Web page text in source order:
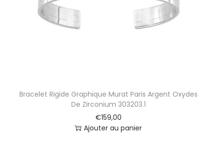
Bracelet Rigide Graphique Murat Paris Argent Oxydes
De Zirconium 303203.1
€159,00
Ajouter au panier